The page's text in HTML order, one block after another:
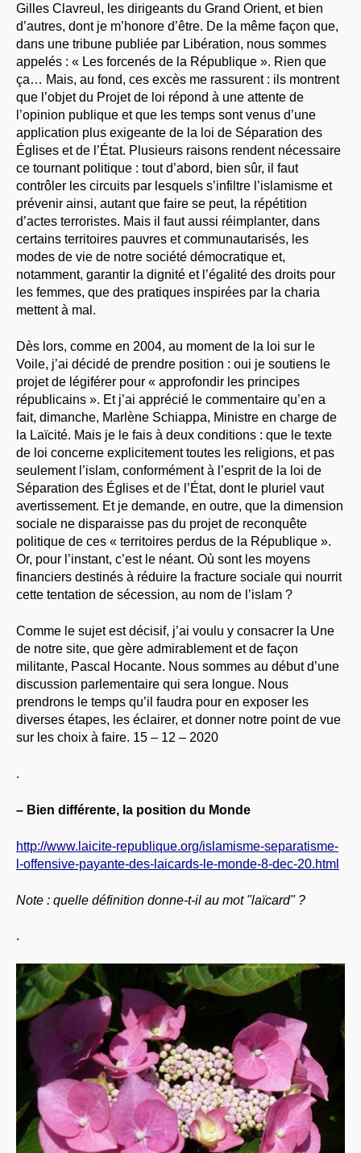
Gilles Clavreul, les dirigeants du Grand Orient, et bien
d’autres, dont je m’honore d’être. De la même façon que,
dans une tribune publiée par Libération, nous sommes
appelés : « Les forcenés de la République ». Rien que
ça… Mais, au fond, ces excès me rassurent : ils montrent
que l’objet du Projet de loi répond à une attente de
l’opinion publique et que les temps sont venus d’une
application plus exigeante de la loi de Séparation des
Églises et de l’État. Plusieurs raisons rendent nécessaire
ce tournant politique : tout d’abord, bien sûr, il faut
contrôler les circuits par lesquels s’infiltre l’islamisme et
prévenir ainsi, autant que faire se peut, la répétition
d’actes terroristes. Mais il faut aussi réimplanter, dans
certains territoires pauvres et communautarisés, les
modes de vie de notre société démocratique et,
notamment, garantir la dignité et l’égalité des droits pour
les femmes, que des pratiques inspirées par la charia
mettent à mal.
Dès lors, comme en 2004, au moment de la loi sur le
Voile, j’ai décidé de prendre position : oui je soutiens le
projet de légiférer pour « approfondir les principes
républicains ». Et j’ai apprécié le commentaire qu’en a
fait, dimanche, Marlène Schiappa, Ministre en charge de
la Laïcité. Mais je le fais à deux conditions : que le texte
de loi concerne explicitement toutes les religions, et pas
seulement l’islam, conformément à l’esprit de la loi de
Séparation des Églises et de l’État, dont le pluriel vaut
avertissement. Et je demande, en outre, que la dimension
sociale ne disparaisse pas du projet de reconquête
politique de ces « territoires perdus de la République ».
Or, pour l’instant, c’est le néant. Où sont les moyens
financiers destinés à réduire la fracture sociale qui nourrit
cette tentation de sécession, au nom de l’islam ?
Comme le sujet est décisif, j’ai voulu y consacrer la Une
de notre site, que gère admirablement et de façon
militante, Pascal Hocante. Nous sommes au début d’une
discussion parlementaire qui sera longue. Nous
prendrons le temps qu’il faudra pour en exposer les
diverses étapes, les éclairer, et donner notre point de vue
sur les choix à faire. 15 – 12 – 2020
.
– Bien différente, la position du Monde
http://www.laicite-republique.org/islamisme-separatisme-
l-offensive-payante-des-laicards-le-monde-8-dec-20.html
Note : quelle définition donne-t-il au mot "laïcard" ?
.